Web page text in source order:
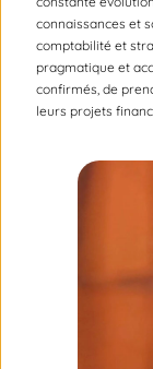
connaissances et
comptabilité et
pragmatique et
confirmés, de
leurs projets